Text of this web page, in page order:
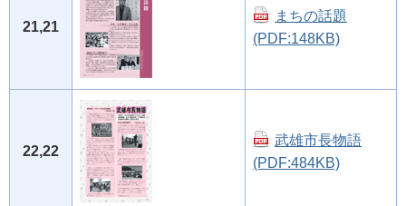
21,21
まちの話題
(PDF:148KB)
22,22
武雄市長物語
(PDF:484KB)